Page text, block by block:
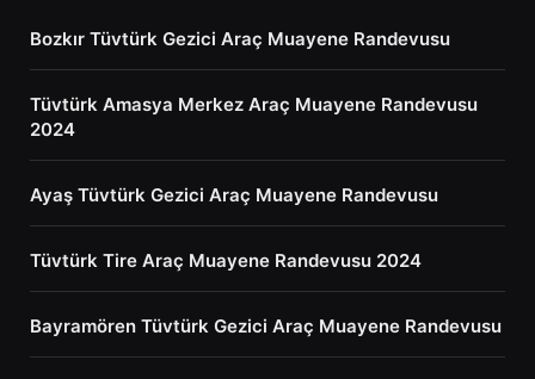
Bozkır Tüvtürk Gezici Araç Muayene Randevusu
Tüvtürk Amasya Merkez Araç Muayene Randevusu
2024
Ayaş Tüvtürk Gezici Araç Muayene Randevusu
Tüvtürk Tire Araç Muayene Randevusu 2024
Bayramören Tüvtürk Gezici Araç Muayene Randevusu